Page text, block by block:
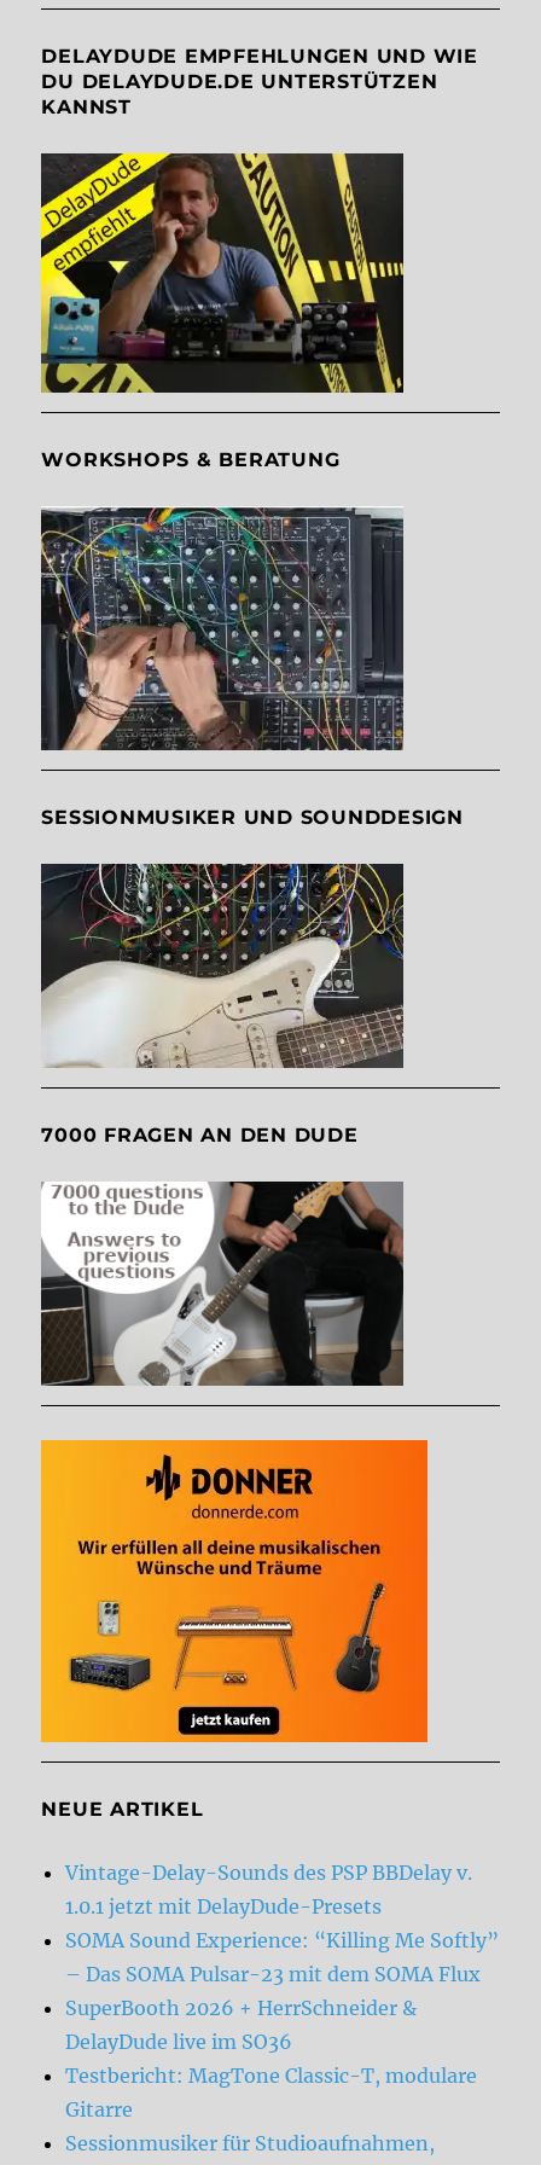
DELAYDUDE EMPFEHLUNGEN UND WIE
DU DELAYDUDE.DE UNTERSTÜTZEN
KANNST
WORKSHOPS & BERATUNG
SESSIONMUSIKER UND SOUNDDESIGN
7000 FRAGEN AN DEN DUDE
NEUE ARTIKEL
Vintage-Delay-Sounds des PSP BBDelay v.
1.0.1 jetzt mit DelayDude-Presets
SOMA Sound Experience: “Killing Me Softly”
– Das SOMA Pulsar-23 mit dem SOMA Flux
SuperBooth 2026 + HerrSchneider &
DelayDude live im SO36
Testbericht: MagTone Classic-T, modulare
Gitarre
Sessionmusiker für Studioaufnahmen,